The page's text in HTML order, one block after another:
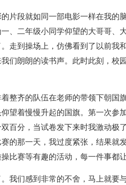
片段就如同一部电影一样在我的
、二年级小同学仰望的大哥哥、
走到操场上，仿佛看到了以前我
们朗朗的读书声。此时此刻，校
整齐的队伍在老师的带领下朝国
望着慢慢升起的国旗。第一次参
百分，当试卷发下来时我激动极
的那一天，我过度紧张，结果就
比赛等有趣的活动，每一件事都
我们感到非常的不舍，马上就要